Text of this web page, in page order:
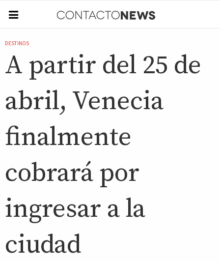
DESTINOS
A partir del 25 de
abril, Venecia
finalmente
cobrará por
ingresar a la
ciudad